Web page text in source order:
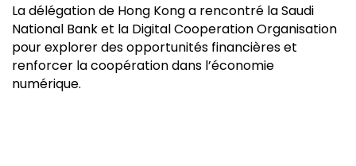
La délégation de Hong Kong a rencontré la Saudi
National Bank et la Digital Cooperation Organisation
pour explorer des opportunités financières et
renforcer la coopération dans l’économie
numérique.